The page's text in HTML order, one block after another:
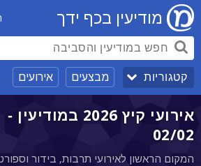
מודיעין בכף ידך
קטגוריות מבצעים אירועים
אירועי קיץ 2026 במודיעין -
02/02
המקום הראשון לאירועי תרבות, בידור